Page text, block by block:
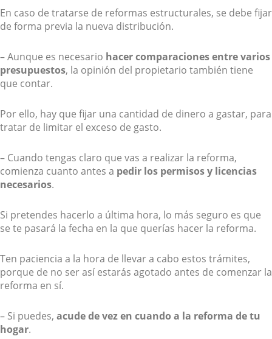
En caso de tratarse de reformas estructurales, se debe fijar
de forma previa la nueva distribución.
– Aunque es necesario hacer comparaciones entre varios
presupuestos, la opinión del propietario también tiene
que contar.
Por ello, hay que fijar una cantidad de dinero a gastar, para
tratar de limitar el exceso de gasto.
– Cuando tengas claro que vas a realizar la reforma,
comienza cuanto antes a pedir los permisos y licencias
necesarios.
Si pretendes hacerlo a última hora, lo más seguro es que
se te pasará la fecha en la que querías hacer la reforma.
Ten paciencia a la hora de llevar a cabo estos trámites,
porque de no ser así estarás agotado antes de comenzar la
reforma en sí.
– Si puedes, acude de vez en cuando a la reforma de tu
hogar.